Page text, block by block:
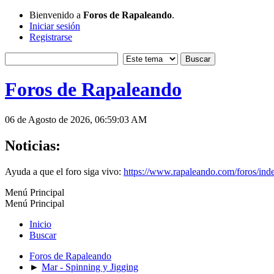
Bienvenido a Foros de Rapaleando.
Iniciar sesión
Registrarse
Foros de Rapaleando
06 de Agosto de 2026, 06:59:03 AM
Noticias:
Ayuda a que el foro siga vivo: https://www.rapaleando.com/foros/
Menú Principal
Menú Principal
Inicio
Buscar
Foros de Rapaleando
► Mar - Spinning y Jigging